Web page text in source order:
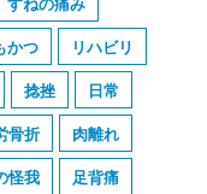
かつ
リハビリ
捻挫
日常
骨折
肉離れ
怪我
足背痛